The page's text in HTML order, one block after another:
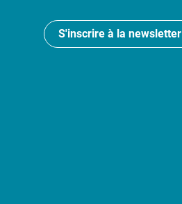
S'inscrire à la newsletter